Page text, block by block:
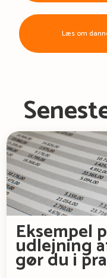
Læs om
Eksempel
udlejning
gør du i